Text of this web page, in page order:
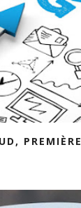
PREMIÈRE